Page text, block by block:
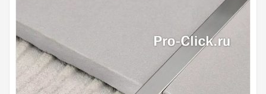
Обводы для труб
Алюминиевые профили
Крепёж и крепления